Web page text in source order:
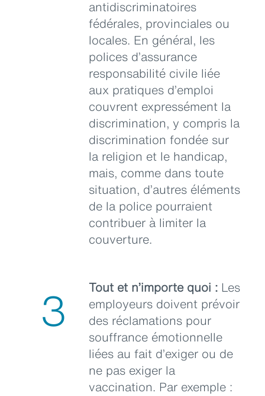
antidiscriminatoires
fédérales, provinciales ou
locales. En général, les
polices d’assurance
responsabilité civile liée
aux pratiques d’emploi
couvrent expressément la
discrimination, y compris la
discrimination fondée sur
la religion et le handicap,
mais, comme dans toute
situation, d’autres éléments
de la police pourraient
contribuer à limiter la
couverture.
3 Tout et n’importe quoi : Les
employeurs doivent prévoir
des réclamations pour
souffrance émotionnelle
liées au fait d’exiger ou de
ne pas exiger la
vaccination. Par exemple :